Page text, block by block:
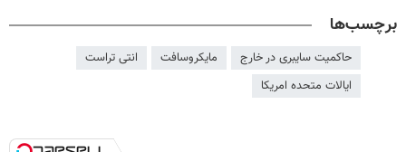
برچسب‌ها
حاکمیت سایبری در خارج مایکروسافت
انتی تراست
ایالات متحده امریکا